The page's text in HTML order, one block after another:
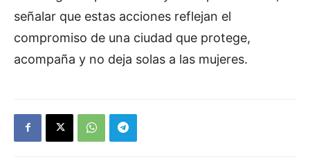
señalar que estas acciones reflejan el
compromiso de una ciudad que protege,
acompaña y no deja solas a las mujeres.